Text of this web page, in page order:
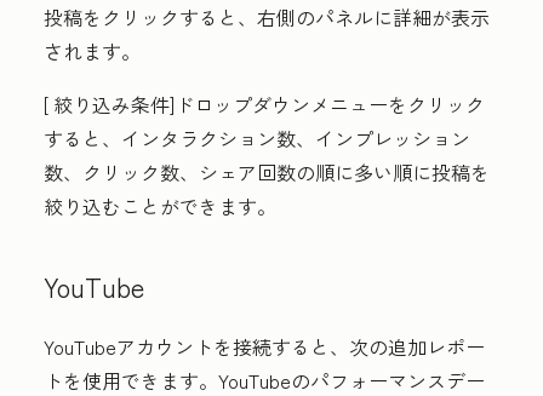
投稿をクリックすると、 右側のパネルに詳細が表示
されます。
[ 絞り込み条件] ドロップダウンメニューをクリック
すると、インタラクション数、インプレッション
数、クリック数、シェア回数の順に多い順に投稿を
絞り込むことができます。
YouTube
YouTubeアカウントを接続すると、次の追加レポー
トを使用できます。YouTubeのパフォーマンスデー